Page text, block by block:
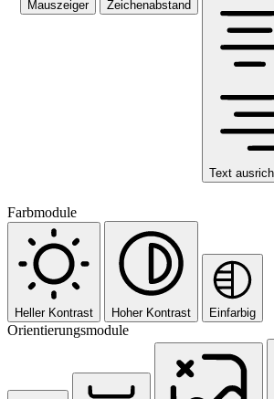
Mauszeiger Zeichenabstand
Text
Farbmodule
Heller Kontrast Hoher Kontrast Einfarbig
Orientierungsmodule